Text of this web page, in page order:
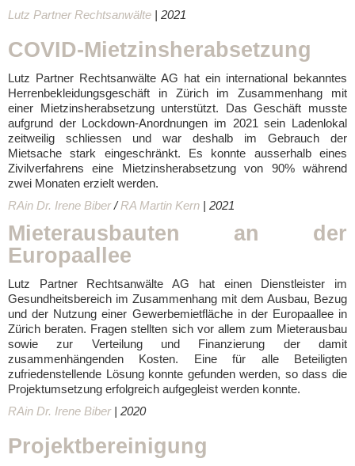
Lutz Partner Rechtsanwälte | 2021
COVID-Mietzinsherabsetzung
Lutz Partner Rechtsanwälte AG hat ein international bekanntes
Herrenbekleidungsgeschäft in Zürich im Zusammenhang mit
einer Mietzinsherabsetzung unterstützt. Das Geschäft musste
aufgrund der Lockdown-Anordnungen im 2021 sein Ladenlokal
zeitweilig schliessen und war deshalb im Gebrauch der
Mietsache stark eingeschränkt. Es konnte ausserhalb eines
Zivilverfahrens eine Mietzinsherabsetzung von 90% während
zwei Monaten erzielt werden.
RAin Dr. Irene Biber/RA Martin Kern | 2021
Mieterausbauten an der
Europaallee
Lutz Partner Rechtsanwälte AG hat einen Dienstleister im
Gesundheitsbereich im Zusammenhang mit dem Ausbau, Bezug
und der Nutzung einer Gewerbemietfläche in der Europaallee in
Zürich beraten. Fragen stellten sich vor allem zum Mieterausbau
sowie zur Verteilung und Finanzierung der damit
zusammenhängenden Kosten. Eine für alle Beteiligten
zufriedenstellende Lösung konnte gefunden werden, so dass die
Projektumsetzung erfolgreich aufgegleist werden konnte.
RAin Dr. Irene Biber| 2020
Projektbereinigung